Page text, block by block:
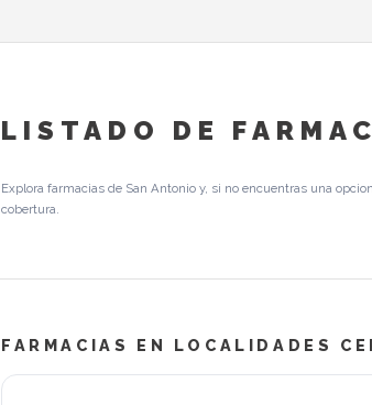
LISTADO DE
Explora farmacias de San Antonio y, si no encuentras una
cobertura.
FARMACIAS EN LOCALIDADES